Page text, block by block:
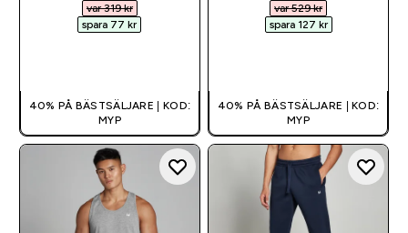
var 319 kr‎
spara 77 kr‎
40% PÅ BÄSTSÄLJARE | KOD:
MYP
var 529 kr‎
spara 127 kr‎
40% PÅ BÄSTSÄLJARE | KOD:
MYP